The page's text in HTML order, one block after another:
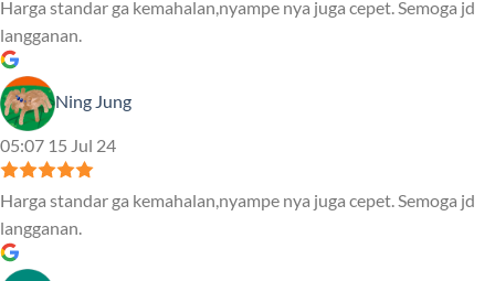
Harga standar ga kemahalan,nyampe nya juga cepet. Semoga jd
langganan.
Ning Jung
05:07 15 Jul 24
Harga standar ga kemahalan,nyampe nya juga cepet. Semoga jd
langganan.